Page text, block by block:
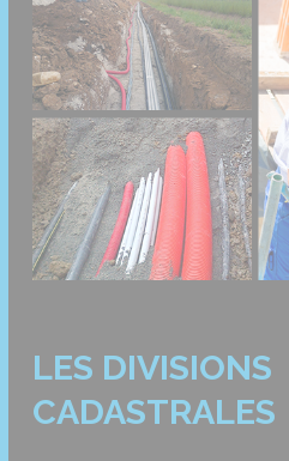
LES DIVISIONS
CADASTRALES